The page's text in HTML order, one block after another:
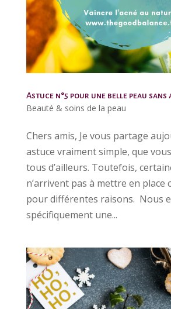
Astuce n°5 pour une belle peau sans
Beauté & soins de la peau
Chers amis, Je vous partage
astuce vraiment simple, que
tous d’ailleurs. Toutefois,
n’arrivent pas à mettre en place
pour différentes raisons. Nous
spécifiquement une...